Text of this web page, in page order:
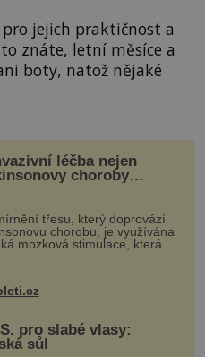
jejich praktičnost a
znáte, letní měsíce a
boty, natož nějaké
léčba nejen
choroby
třesu, který doprovází
chorobu, je využívána
mozková stimulace, která
vysoce invazivní
Ultrazvuk zase není vhodný
přesnému zacílení ...
pro slabé vlasy:
sůl